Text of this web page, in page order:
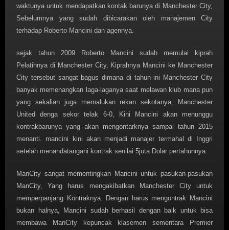
waktunya untuk mendapatkan kontak barunya di Manchester City,
Sebelumnya yang sudah dibicarakan oleh manajemen City
terhadap Roberto Mancini dan agennya.
sejak tahun 2009 Roberto Mancini sudah memulai kiprah
Pelatihnya di Manchester City, Kiprahnya Mancini ke Manchester
City tersebut sangat bagus dimana di tahun ini Manchester City
banyak memenangkan laga-laganya saat melawan klub mana pun
yang sekalian juga memalukan rekan sekotanya, Manchester
United denga sekor telak 6-0, Kini Mancini akan menunggu
kontrakbarunya yang akan mengontarknya sampai tahun 2015
menanti. mancini kini akan menjadi manajer termahal di Inggri
setelah menandatangani kontrak senilai 5juta Dolar pertahunnya.
ManCity sangat mementingkan Mancini untuk pasukan-pasukan
ManCity, Yang harus mengakibatkan Manchester City untuk
memperpanjang Kontraknya. Dengan harus mengontrak Mancini
bukan halnya, Mancini sudah berhasil dengan baik untuk bisa
membawa ManCity kepuncak klasemen sementara Premier